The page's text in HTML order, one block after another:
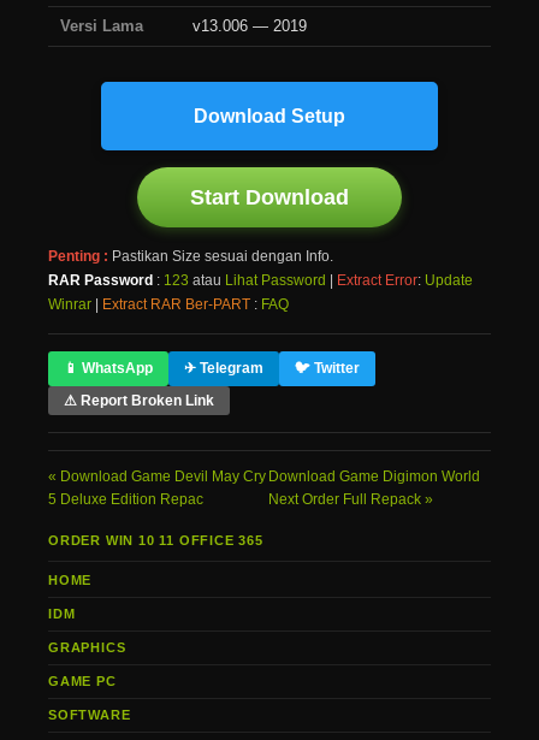
Versi Lama v13.006 — 2019
Download Setup
Start Download
Penting : Pastikan Size sesuai dengan Info.
RAR Password : 123 atau Lihat Password Extract Error: Update
Winrar
Extract RAR Ber-PART : FAQ
📱 WhatsApp ✈ Telegram
🐦 Twitter
⚠ Report Broken Link
Download Game Devil May Cry
5 Deluxe Edition Repac
Download Game Digimon World
Next Order Full Repack
ORDER WIN 10 11 OFFICE 365
HOME
IDM
GRAPHICS
GAME PC
SOFTWARE